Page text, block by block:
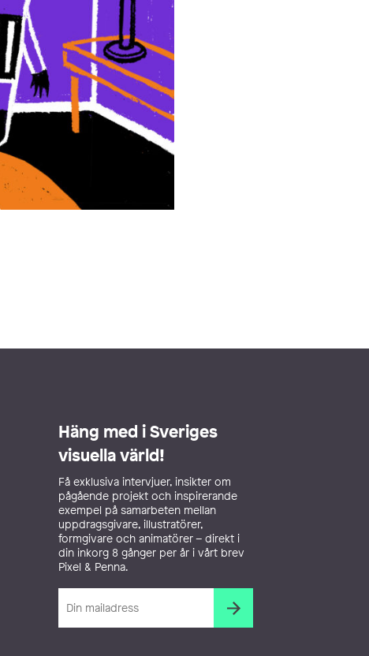
Häng med i Sveriges
visuella värld!
Få exklusiva intervjuer, insikter om
pågående projekt och inspirerande
exempel på samarbeten mellan
uppdragsgivare, illustratörer,
formgivare och animatörer – direkt i
din inkorg 8 gånger per år i vårt brev
Pixel & Penna.